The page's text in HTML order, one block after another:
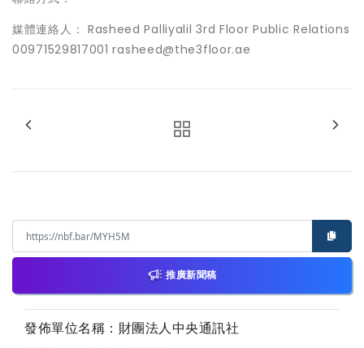
媒體連絡人： Rasheed Palliyalil 3rd Floor Public Relations
00971529817001 rasheed@the3floor.ae
推廣新聞稿
發佈單位名稱：財團法人中央通訊社